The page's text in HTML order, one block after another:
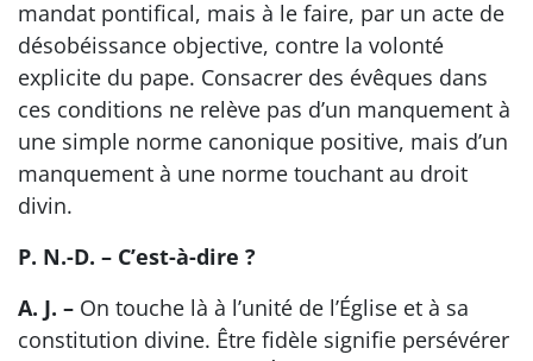
mandat pontifical, mais à le faire, par un acte de
désobéissance objective, contre la volonté
explicite du pape. Consacrer des évêques dans
ces conditions ne relève pas d’un manquement à
une simple norme canonique positive, mais d’un
manquement à une norme touchant au droit
divin.
P. N.-D. – C’est-à-dire ?
A. J. – On touche là à l’unité de l’Église et à sa
constitution divine. Être fidèle signifie persévérer